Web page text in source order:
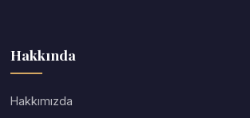
Hakkında
Hakkımızda